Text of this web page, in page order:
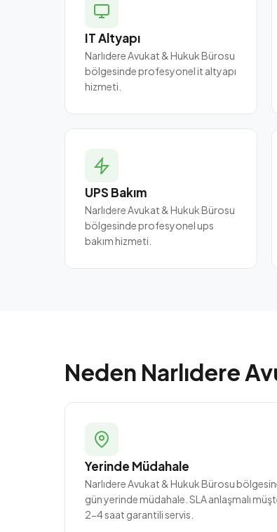
IT Altyapı
Narlıdere Avukat & Hukuk Bürosu
bölgesinde profesyonel it altyapı
hizmeti.
UPS Bakım
Narlıdere Avukat & Hukuk Bürosu
bölgesinde profesyonel ups
bakım hizmeti.
Neden Narlıdere
Yerinde Müdahale
Narlıdere Avukat & Hukuk Bürosu
gün yerinde müdahale. SLA anlaşmalı
2-4 saat garantili servis.